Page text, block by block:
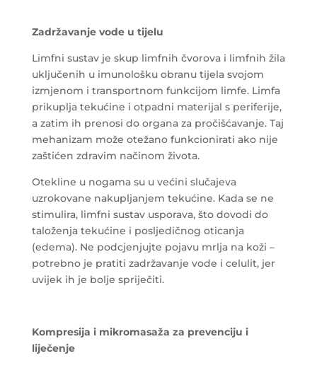
Zadržavanje vode u tijelu
Limfni sustav je skup limfnih čvorova i limfnih žila
uključenih u imunološku obranu tijela svojom
izmjenom i transportnom funkcijom limfe. Limfa
prikuplja tekućine i otpadni materijal s periferije,
a zatim ih prenosi do organa za pročišćavanje. Taj
mehanizam može otežano funkcionirati ako nije
zaštićen zdravim načinom života.
Otekline u nogama su u većini slučajeva
uzrokovane nakupljanjem tekućine. Kada se ne
stimulira, limfni sustav usporava, što dovodi do
taloženja tekućine i posljedičnog oticanja
(edema). Ne podcjenjujte pojavu mrlja na koži –
potrebno je pratiti zadržavanje vode i celulit, jer
uvijek ih je bolje spriječiti.
Kompresija i mikromasaža za prevenciju i
liječenje